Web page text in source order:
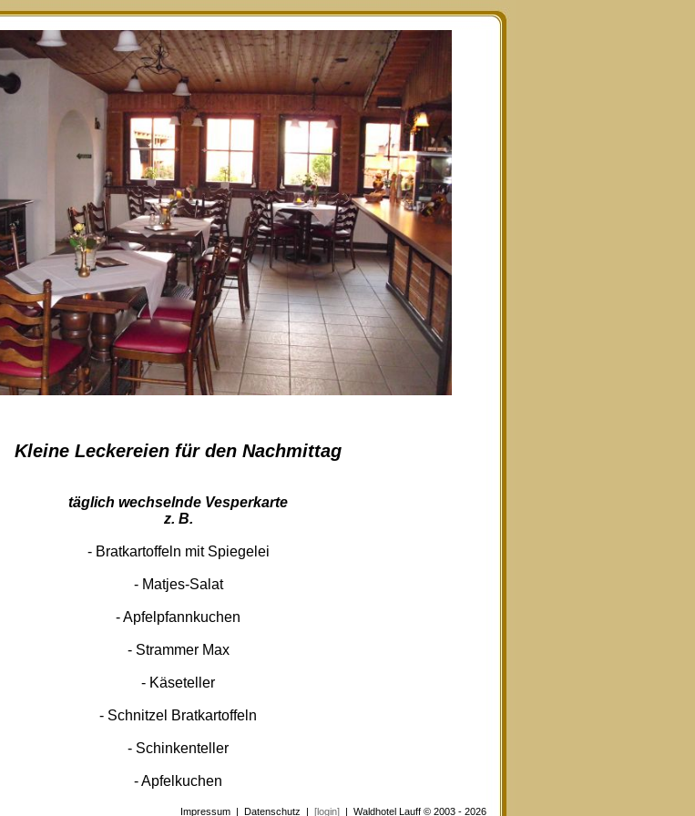
Kleine Leckereien für den Nachmittag
täglich wechselnde Vesperkarte
z. B.
- Bratkartoffeln mit Spiegelei
- Matjes-Salat
- Apfelpfannkuchen
- Strammer Max
- Käseteller
- Schnitzel Bratkartoffeln
- Schinkenteller
​​​​​​​- Apfelkuchen
Impressum | Datenschutz | [login] | Waldhotel Lauff © 2003 - 2026